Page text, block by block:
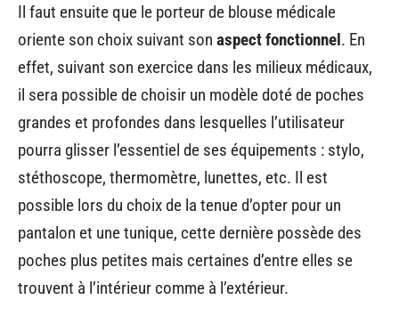
Il faut ensuite que le porteur de blouse médicale
oriente son choix suivant son aspect fonctionnel. En
effet, suivant son exercice dans les milieux médicaux,
il sera possible de choisir un modèle doté de poches
grandes et profondes dans lesquelles l’utilisateur
pourra glisser l’essentiel de ses équipements : stylo,
stéthoscope, thermomètre, lunettes, etc. Il est
possible lors du choix de la tenue d’opter pour un
pantalon et une tunique, cette dernière possède des
poches plus petites mais certaines d’entre elles se
trouvent à l’intérieur comme à l’extérieur.